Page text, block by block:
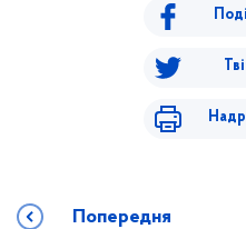
Попередня